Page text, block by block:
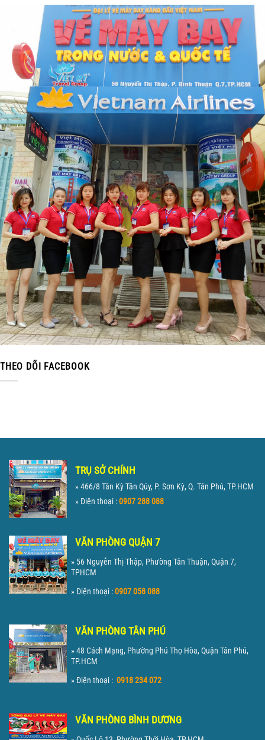
THEO DÕI FACEBOOK
TRỤ SỞ CHÍNH
» 466/8 Tân Kỳ Tân Qúy, P. Sơn Kỳ, Q. Tân Phú, TP.HCM
» Điện thoại :0907 288 088
VĂN PHÒNG QUẬN 7
» 56 Nguyễn Thị Thập, Phường Tân Thuận, Quận 7,
TPHCM
» Điện thoại :0907 058 088
VĂN PHÒNG TÂN PHÚ
» 48 Cách Mạng, Phường Phú Thọ Hòa, Quận Tân Phú,
TP.HCM
» Điện thoại : 0918 234 072
VĂN PHÒNG BÌNH DƯƠNG